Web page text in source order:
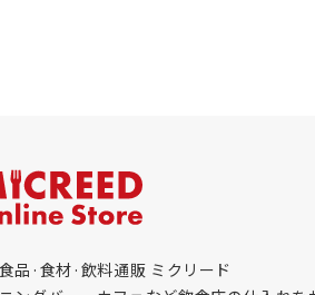
品·食材·飲料通販 ミクリード